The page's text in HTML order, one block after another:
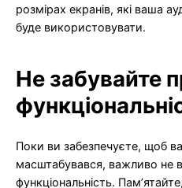
розмірах екранів, які ваша
буде використовувати.
Не забувайте
Поки ви забезпечуєте, щоб
масштабувався, важливо не
функціональність.